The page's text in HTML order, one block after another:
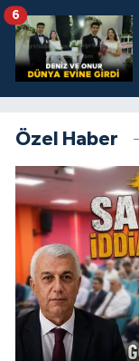
6
Özel Haber